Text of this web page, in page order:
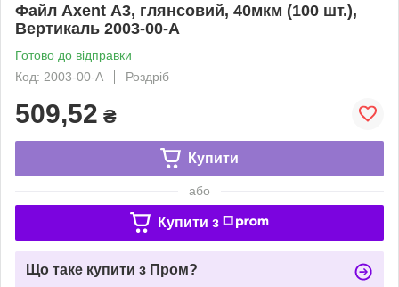
Файл Axent А3, глянсовий, 40мкм (100 шт.),
Вертикаль 2003-00-A
Готово до відправки
Код: 2003-00-A
Роздріб
509,52 ₴
Купити
або
Купити з
Що таке купити з Пром?